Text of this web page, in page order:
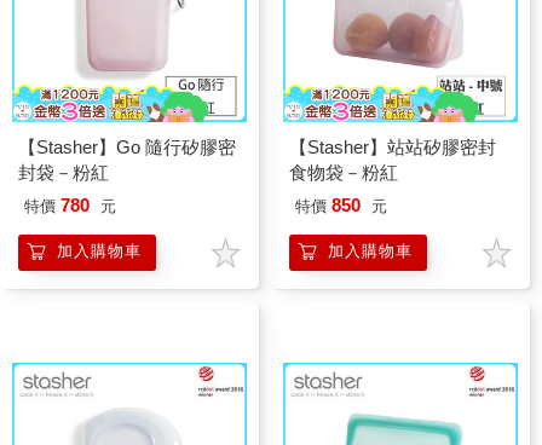
【Stasher】Go 隨行矽膠密
封袋－粉紅
特價 780 元
加入購物車
【Stasher】站站矽膠密封
食物袋－粉紅
特價 850 元
加入購物車